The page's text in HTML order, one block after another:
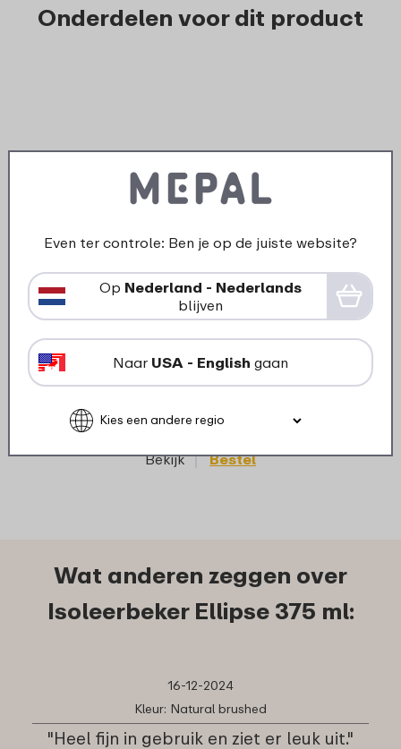
Onderdelen voor dit product
Afdichtringen set
3
Bekijk Bestel
›
Wat anderen zeggen over
Isoleerbeker Ellipse 375 ml:
16-12-2024
Kleur: Natural brushed
"Heel fijn in gebruik en ziet er leuk uit."
Even ter controle: Ben je op de juiste website?
Op Nederland - Nederlands
blijven
Naar USA - English gaan